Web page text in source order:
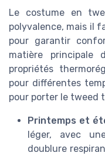
Le costume en
polyvalence, mais il
pour garantir
matière principale
propriétés
pour différentes
pour porter le tweed
Printemps et
léger, avec
doublure